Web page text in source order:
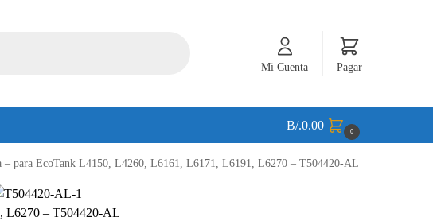
Mi Cuenta Pagar
B/.0.00 0
para EcoTank L4150, L4260, L6161, L6171, L6191, L6270 – T504420-AL
L6270 – T504420-AL